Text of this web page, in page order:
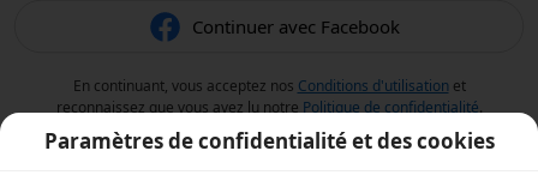
Continuer avec Facebook
En continuant, vous acceptez nos Conditions d'utilisation et
reconnaissez que vous avez lu notre Politique de confidentialité.
Paramètres de confidentialité et des cookies